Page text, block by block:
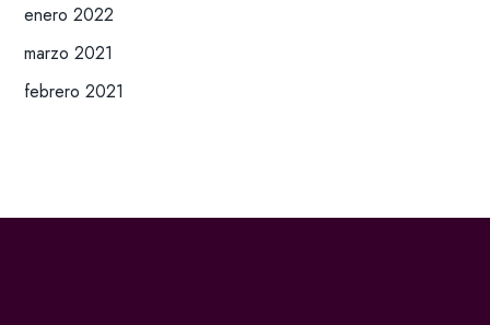
enero 2022
marzo 2021
febrero 2021